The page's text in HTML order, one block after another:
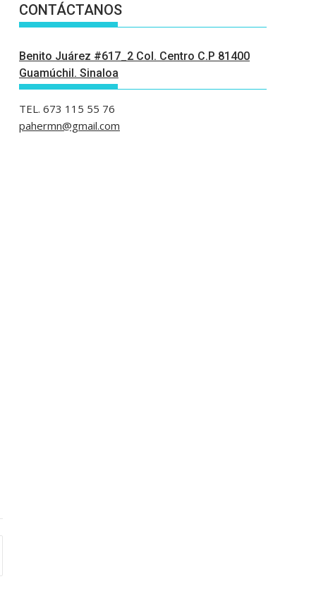
CONTÁCTANOS
Benito Juárez #617_2 Col. Centro C.P 81400
Guamúchil. Sinaloa
TEL. 673 115 55 76
pahermn@gmail.com